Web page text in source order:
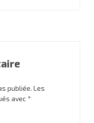
publiée. Les
avec *